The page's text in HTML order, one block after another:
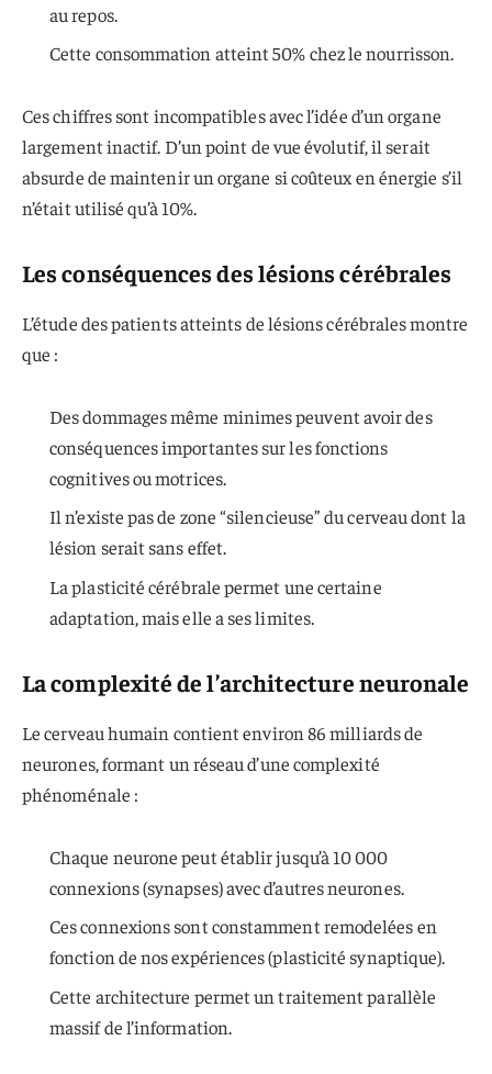
au repos.
Cette consommation atteint 50% chez le nourrisson.
Ces chiffres sont incompatibles avec l’idée d’un organe
largement inactif. D’un point de vue évolutif, il serait
absurde de maintenir un organe si coûteux en énergie s’il
n’était utilisé qu’à 10%.
Les conséquences des lésions cérébrales
L’étude des patients atteints de lésions cérébrales montre
que :
Des dommages même minimes peuvent avoir des
conséquences importantes sur les fonctions
cognitives ou motrices.
Il n’existe pas de zone “silencieuse” du cerveau dont la
lésion serait sans effet.
La plasticité cérébrale permet une certaine
adaptation, mais elle a ses limites.
La complexité de l’architecture neuronale
Le cerveau humain contient environ 86 milliards de
neurones, formant un réseau d’une complexité
phénoménale :
Chaque neurone peut établir jusqu’à 10 000
connexions (synapses) avec d’autres neurones.
Ces connexions sont constamment remodelées en
fonction de nos expériences (plasticité synaptique).
Cette architecture permet un traitement parallèle
massif de l’information.